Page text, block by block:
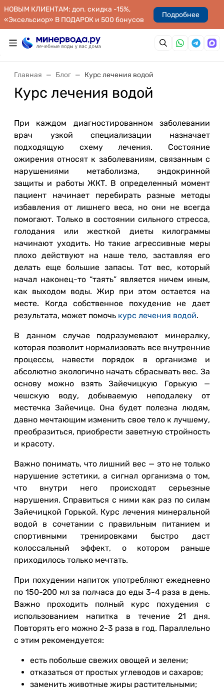
НОВЫМ КЛИЕНТАМ: доп. скидка -15%,
«Эксельсиор» В ПОДАРОК и 500 бонусов
Подробнее
Главная Блог Курс лечения водой
Курс лечения водой
При каждом диагностированном заболевании
врач узкой специализации назначает
подходящую схему лечения. Состояние
ожирения относят к заболеваниям, связанным с
нарушениями метаболизма, эндокринной
защиты и работы ЖКТ. В определенный момент
пациент начинает перебирать разные методы
избавления от лишнего веса, но они не всегда
помогают. Только в состоянии сильного стресса,
голодания или жесткой диеты килограммы
начинают уходить. Но такие агрессивные меры
плохо действуют на наше тело, заставляя его
делать еще большие запасы. Тот вес, который
начал наконец-то “таять” является ничем иным,
как выходом воды. Жир при этом остается на
месте. Когда собственное похудение не дает
результата, может помочь курс лечения водой.
В данном случае подразумевают минералку,
которая позволит нормализовать все внутренние
процессы, навести порядок в организме и
абсолютно экологично начать сбрасывать вес. За
основу можно взять Зайечицкую Горькую —
чешскую воду, добываемую неподалеку от
местечка Зайечице. Она будет полезна людям,
давно мечтающим изменить свое тело к лучшему,
преобразиться, приобрести заветную стройность
и красоту.
Важно понимать, что лишний вес — это не только
нарушение эстетики, а сигнал организма о том,
что внутри него происходят серьезные
нарушения. Справиться с ними как раз по силам
Зайечицкой Горькой. Курс лечения минеральной
водой в сочетании с правильным питанием и
спортивными тренировками быстро даст
колоссальный эффект, о котором раньше
приходилось только мечтать.
При похудении напиток употребляют ежедневно
по 150-200 мл за полчаса до еды 3-4 раза в день.
Важно проходить полный курс похудения с
использованием напитка в течение 21 дня.
Повторять его можно 2-3 раза в год. Параллельно
с этим рекомендуется:
есть побольше свежих овощей и зелени;
отказаться от простых углеводов и сахаров;
заменить животные жиры растительными;